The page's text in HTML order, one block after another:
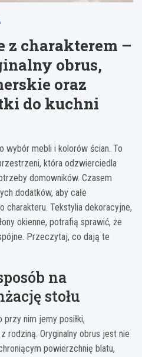
z charakterem –
obrus,
oraz
do kuchni
wybór mebli i kolorów ścian. To
która odzwierciedla
domowników. Czasem
dodatków, aby całe
charakteru. Tekstylia dekoracyjne,
okienne, potrafią sprawić, że
Przeczytaj, co dają te
na
stołu
przy nim jemy posiłki,
rodziną. Oryginalny obrus jest nie
powierzchnię blatu,